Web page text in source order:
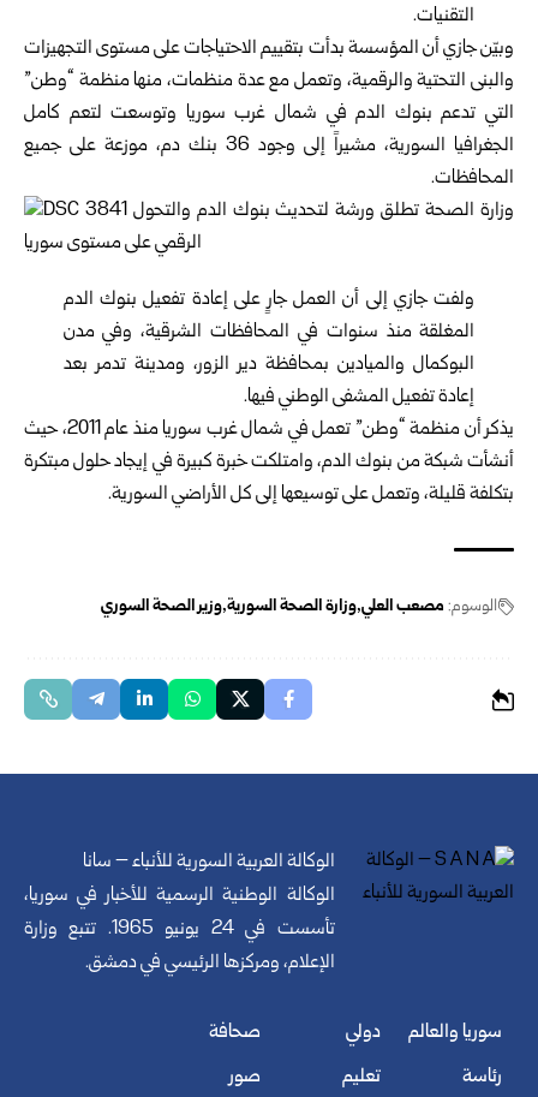
التقنيات.
وبيّن جازي أن المؤسسة بدأت بتقييم الاحتياجات على مستوى التجهيزات
والبنى التحتية والرقمية، وتعمل مع عدة منظمات، منها منظمة “وطن”
التي تدعم بنوك الدم في شمال غرب سوريا وتوسعت لتعم كامل
الجغرافيا السورية، مشيراً إلى وجود 36 بنك دم، موزعة على جميع
المحافظات.
ولفت جازي إلى أن العمل جارٍ على إعادة تفعيل بنوك الدم
المغلقة منذ سنوات في المحافظات الشرقية، وفي مدن
البوكمال والميادين بمحافظة دير الزور، ومدينة تدمر بعد
إعادة تفعيل المشفى الوطني فيها.
يذكر أن منظمة “وطن” تعمل في شمال غرب سوريا منذ عام 2011، حيث
أنشأت شبكة من بنوك الدم، وامتلكت خبرة كبيرة في إيجاد حلول مبتكرة
بتكلفة قليلة، وتعمل على توسيعها إلى كل الأراضي السورية.
الوسوم: مصعب العلي وزارة الصحة السورية وزير الصحة السوري
الوكالة العربية السورية للأنباء – سانا
الوكالة الوطنية الرسمية للأخبار في سوريا،
تأسست في 24 يونيو 1965. تتبع وزارة
الإعلام، ومركزها الرئيسي في دمشق.
سوريا والعالم
رئاسة
دولي
تعليم
صحافة
صور